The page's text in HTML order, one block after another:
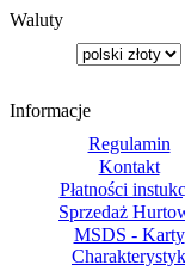
Waluty
Informacje
Regulamin
Kontakt
Płatności
Sprzedaż
MSDS - Karty
Charakterystyk